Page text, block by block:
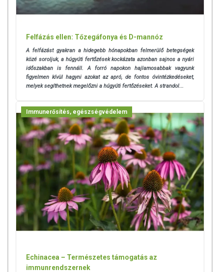
Felfázás ellen: Tőzegáfonya és D-mannóz
A felfázást gyakran a hidegebb hónapokban felmerülő betegségek
közé soroljuk, a húgyúti fertőzések kockázata azonban sajnos a nyári
időszakban is fennáll. A forró napokon hajlamosabbak vagyunk
figyelmen kívül hagyni azokat az apró, de fontos óvintézkedéseket,
melyek segíthetnek megelőzni a húgyúti fertőzéseket. A strandol...
Immunerősítés, egészségvédelem
Echinacea – Természetes támogatás az
immunrendszernek